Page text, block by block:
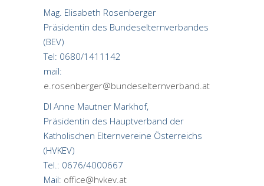
Mag. Elisabeth Rosenberger
Präsidentin des Bundeselternverbandes
(BEV)
Tel: 0680/1411142
mail:
e.rosenberger@bundeselternverband.at
DI Anne Mautner Markhof,
Präsidentin des Hauptverband der
Katholischen Elternvereine Österreichs
(HVKEV)
Tel.: 0676/4000667
Mail: office@hvkev.at